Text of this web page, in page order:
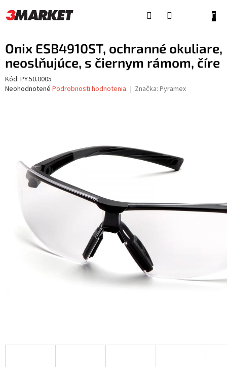
na
obsah
Onix ESB4910ST, ochranné okuliare,
neoslňujúce, s čiernym rámom, číre
Kód: PY.50.0005
Priemerné
Neohodnotené Podrobnosti hodnotenia Značka: Pyramex